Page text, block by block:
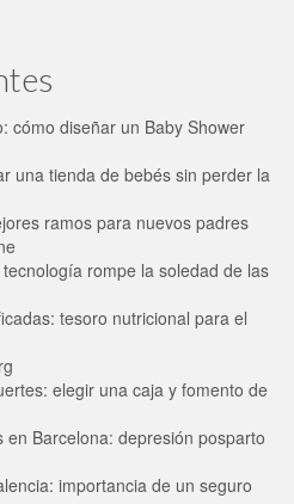
cómo diseñar un Baby Shower
una tienda de bebés sin perder la
ramos para nuevos padres
rompe la soledad de las
tesoro nutricional para el
elegir una caja y fomento de
Barcelona: depresión posparto
importancia de un seguro